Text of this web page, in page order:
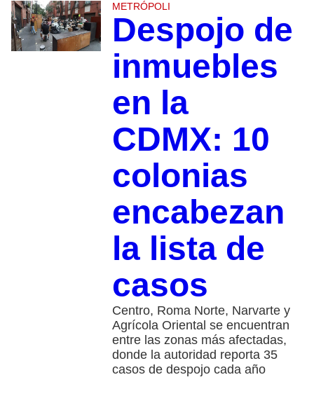
METRÓPOLI
Despojo de
inmuebles
en la
CDMX: 10
colonias
encabezan
la lista de
casos
Centro, Roma Norte, Narvarte y
Agrícola Oriental se encuentran
entre las zonas más afectadas,
donde la autoridad reporta 35
casos de despojo cada año